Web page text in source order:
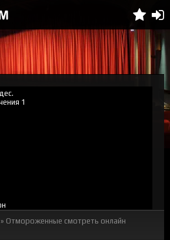
» Отмороженные смотреть онлайн